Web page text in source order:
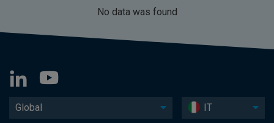
No data was found
Global IT